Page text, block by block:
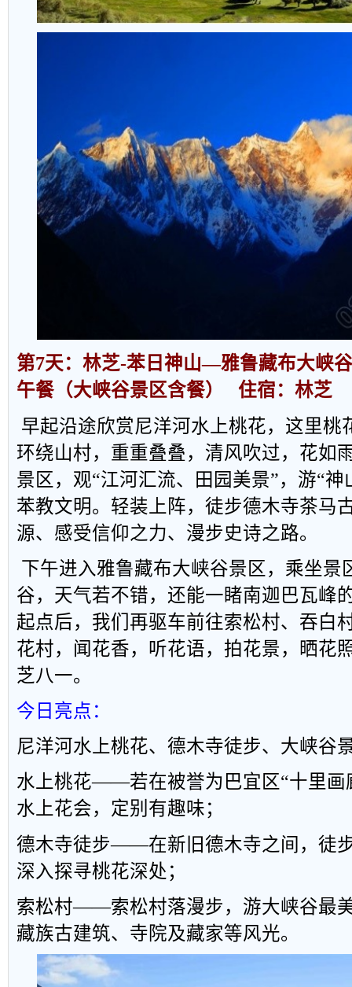
第7天：林芝-苯日神山—雅鲁藏布大峡谷
午餐（大峡谷景区含餐）
住宿：林芝
早起沿途欣赏尼洋河水上桃花，这里桃
环绕山村，重重叠叠，清风吹过，花如
景区，观“江河汇流、田园美景”，游“
苯教文明。轻装上阵，徒步德木寺茶马
源、感受信仰之力、漫步史诗之路。
下午进入雅鲁藏布大峡谷景区，乘坐景
谷，天气若不错，还能一睹南迦巴瓦峰
起点后，我们再驱车前往索松村、吞白
花村，闻花香，听花语，拍花景，晒花
芝八一。
今日亮点：
尼洋河水上桃花、德木寺徒步、大峡谷
水上桃花——若在被誉为巴宜区“十里画
水上花会，定别有趣味；
德木寺徒步——在新旧德木寺之间，徒
深入探寻桃花深处；
索松村——索松村落漫步，游大峡谷最
藏族古建筑、寺院及藏家等风光。